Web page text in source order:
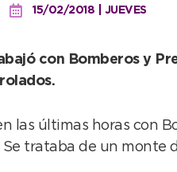
15/02/2018 | JUEVES
con Bomberos y
las últimas horas con
trataba de un